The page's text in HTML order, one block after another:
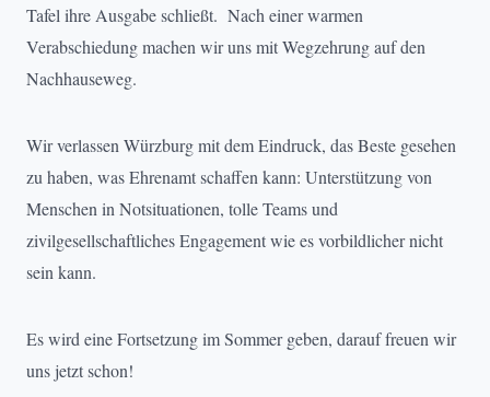
Tafel ihre Ausgabe schließt. Nach einer warmen
Verabschiedung machen wir uns mit Wegzehrung auf den
Nachhauseweg.
Wir verlassen Würzburg mit dem Eindruck, das Beste gesehen
zu haben, was Ehrenamt schaffen kann: Unterstützung von
Menschen in Notsituationen, tolle Teams und
zivilgesellschaftliches Engagement wie es vorbildlicher nicht
sein kann.
Es wird eine Fortsetzung im Sommer geben, darauf freuen wir
uns jetzt schon!